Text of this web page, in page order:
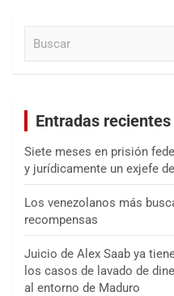
Entradas recientes
Siete meses en prisión
y jurídicamente un exjefe
Los venezolanos más
recompensas
Juicio de Alex Saab ya
los casos de lavado de
al entorno de Maduro